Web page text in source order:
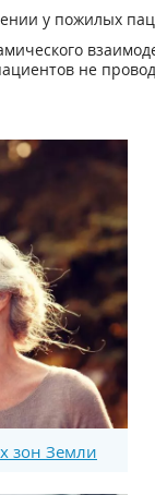
у пожилых
не
зон Земли